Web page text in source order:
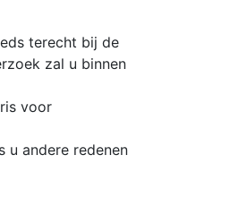
terecht bij de
zal u binnen
voor
u andere redenen